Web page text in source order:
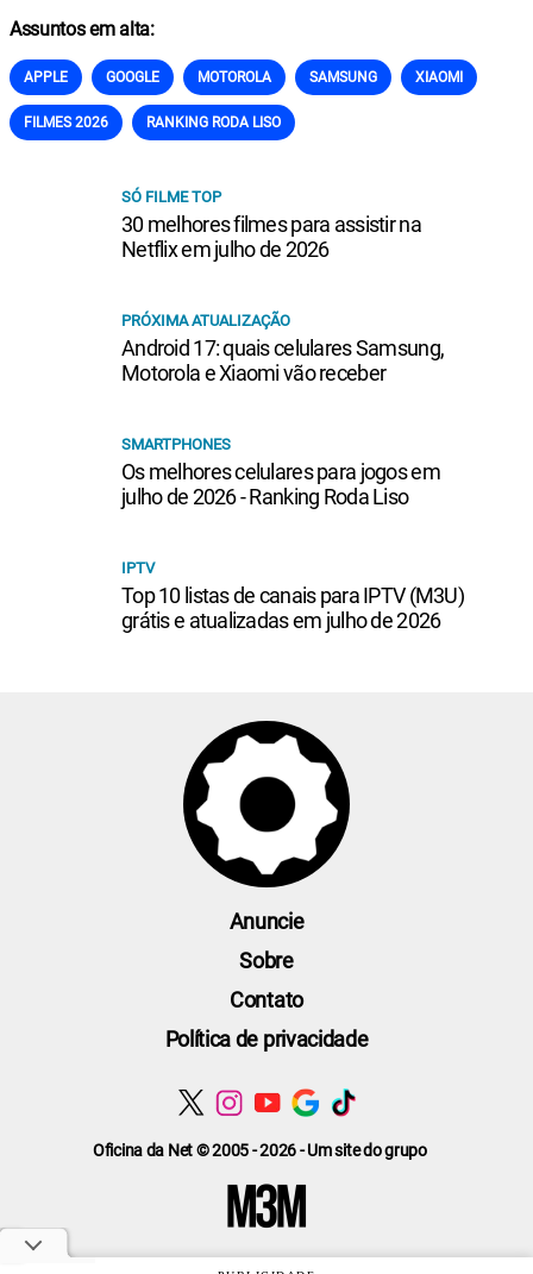
Assuntos em alta:
APPLE GOOGLE MOTOROLA SAMSUNG XIAOMI
FILMES 2026 RANKING RODA LISO
SÓ FILME TOP
30 melhores filmes para assistir na
Netflix em julho de 2026
PRÓXIMA ATUALIZAÇÃO
Android 17: quais celulares Samsung,
Motorola e Xiaomi vão receber
SMARTPHONES
Os melhores celulares para jogos em
julho de 2026 - Ranking Roda Liso
IPTV
Top 10 listas de canais para IPTV (M3U)
grátis e atualizadas em julho de 2026
Oficina da Net © 2005 - 2026 - Um site do grupo
Anuncie
Sobre
Contato
Política de privacidade